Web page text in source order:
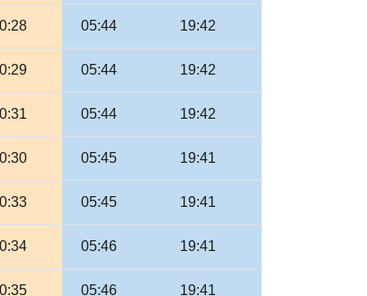
05:44 19:42
05:44 19:42
05:44 19:42
05:45 19:41
05:45 19:41
05:46 19:41
05:46 19:41